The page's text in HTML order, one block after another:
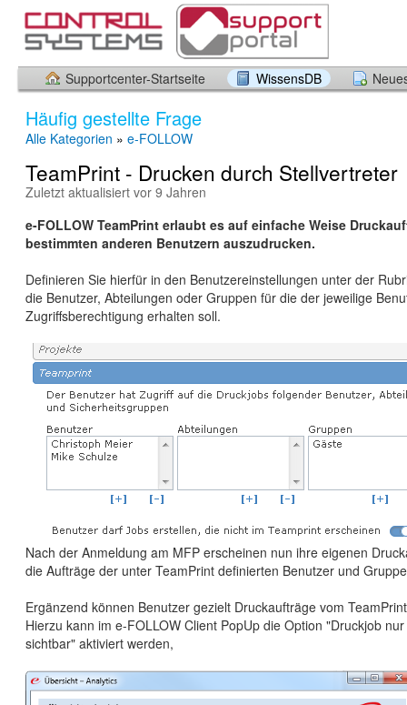
Supportcenter-Startseite WissensDB
Häufig gestellte Frage
Alle Kategorien » e-FOLLOW
TeamPrint - Drucken durch Stellvertreter
Zuletzt aktualisiert vor 9 Jahren
e-FOLLOW TeamPrint erlaubt es auf einfache Weise
bestimmten anderen Benutzern auszudrucken.
Definieren Sie hierfür in den Benutzereinstellungen unter der
die Benutzer, Abteilungen oder Gruppen für die der jeweilige
Zugriffsberechtigung erhalten soll.
Nach der Anmeldung am MFP erscheinen nun ihre eigenen
die Aufträge der unter TeamPrint definierten Benutzer und
Ergänzend können Benutzer gezielt Druckaufträge vom
Hierzu kann im e-FOLLOW Client PopUp die Option "Druckjob
sichtbar" aktiviert werden,